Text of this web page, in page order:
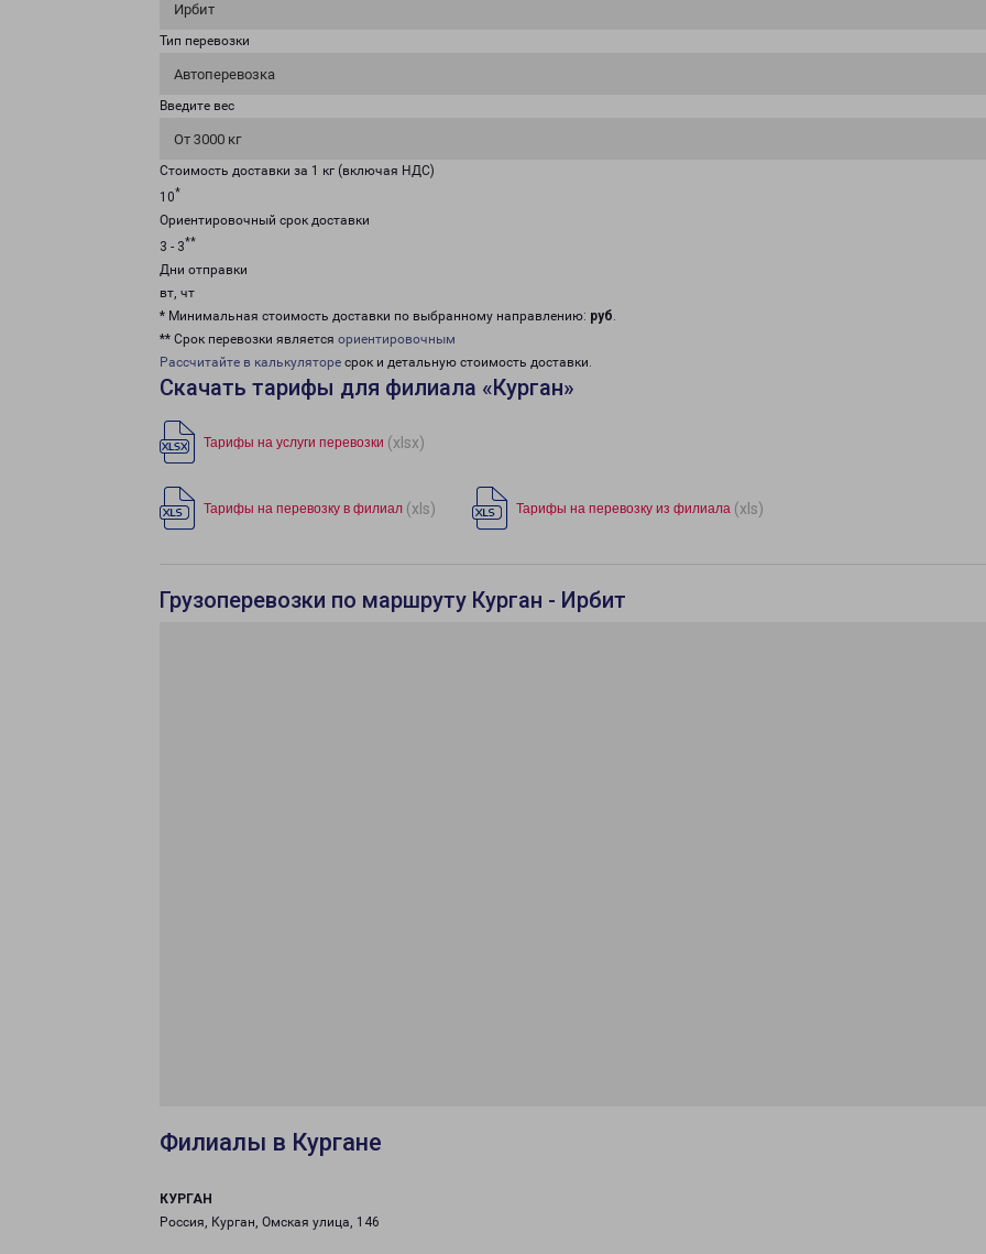
Ирбит
Тип перевозки
Автоперевозка
Введите вес
От 3000 кг
Стоимость доставки за 1 кг (включая НДС)
10*
Ориентировочный срок доставки
3 - 3**
Дни отправки
вт, чт
* Минимальная стоимость доставки по выбранному направлению: руб.
** Срок перевозки является ориентировочным
Рассчитайте в калькуляторе срок и детальную стоимость доставки.
Скачать тарифы для филиала «Курган»
Тарифы на услуги перевозки (xlsx)
Тарифы на перевозку в филиал (xls) Тарифы на перевозку из филиала (xls)
Грузоперевозки по маршруту Курган - Ирбит
Филиалы в Кургане
КУРГАН
Россия, Курган, Омская улица, 146